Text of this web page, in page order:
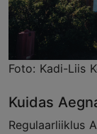
Foto: Kadi-Liis
Kuidas
Regulaarliiklus